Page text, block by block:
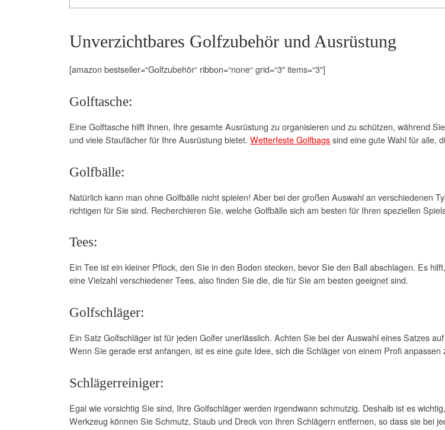
Unverzichtbares Golfzubehör und Ausrüstung
[amazon bestseller=“Golfzubehör“ ribbon=“none“ grid=“3″ items=“3″]
Golftasche:
Eine Golftasche hilft Ihnen, Ihre gesamte Ausrüstung zu organisieren und zu schützen, während
und viele Staufächer für Ihre Ausrüstung bietet. Wetterfeste Golfbagssind eine gute Wahl für alle,
Golfbälle:
Natürlich kann man ohne Golfbälle nicht spielen! Aber bei der großen Auswahl an verschiedenen
richtigen für Sie sind. Recherchieren Sie, welche Golfbälle sich am besten für Ihren speziellen
Tees:
Ein Tee ist ein kleiner Pflock, den Sie in den Boden stecken, bevor Sie den Ball abschlagen. Es
eine Vielzahl verschiedener Tees, also finden Sie die, die für Sie am besten geeignet sind.
Golfschläger:
Ein Satz Golfschläger ist für jeden Golfer unerlässlich. Achten Sie bei der Auswahl eines Satzes
Wenn Sie gerade erst anfangen, ist es eine gute Idee, sich die Schläger von einem Profi anpassen
Schlägerreiniger:
Egal wie vorsichtig Sie sind, Ihre Golfschläger werden irgendwann schmutzig. Deshalb ist es
Werkzeug können Sie Schmutz, Staub und Dreck von Ihren Schlägern entfernen, so dass sie bei